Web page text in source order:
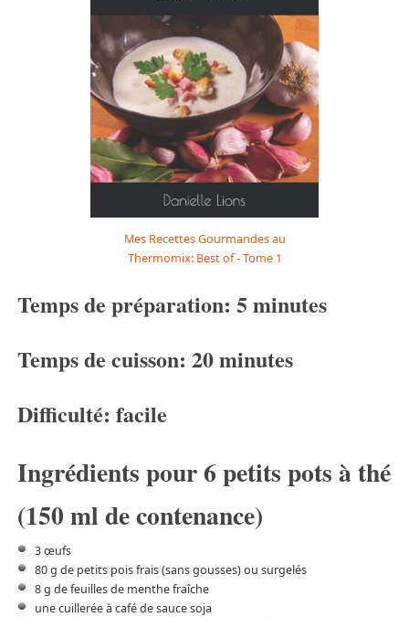
Mes Recettes Gourmandes au
Thermomix: Best of - Tome 1
Temps de préparation: 5 minutes
Temps de cuisson: 20 minutes
Difficulté: facile
Ingrédients pour 6 petits pots à thé
(150 ml de contenance)
3 œufs
80 g de petits pois frais (sans gousses) ou surgelés
8 g de feuilles de menthe fraîche
une cuillerée à café de sauce soja